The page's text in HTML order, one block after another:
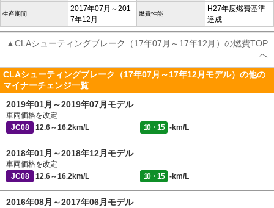
生産期間
2017年07月～201
7年12月
燃費性能
H27年度燃費基準
達成
▲CLAシューティングブレーク（17年07月～17年12月）の燃費TOP
へ
CLAシューティングブレーク（17年07月～17年12月モデル）の他の
マイナーチェンジ一覧
2019年01月～2019年07月モデル
車両価格を改定
JC08
12.6～16.2km/L 10・15 -km/L
2018年01月～2018年12月モデル
車両価格を改定
JC08
12.6～16.2km/L 10・15 -km/L
2016年08月～2017年06月モデル